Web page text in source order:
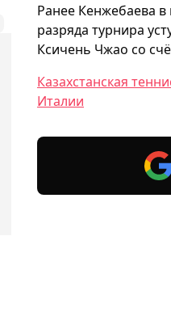
Ранее Кенжебаева
разряда турнира
Ксичень Чжао со
Казахстанская
Италии